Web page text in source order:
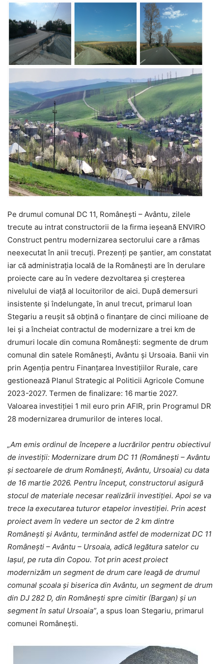
Pe drumul comunal DC 11, Românești – Avântu, zilele
trecute au intrat constructorii de la firma ieșeană ENVIRO
Construct pentru modernizarea sectorului care a rămas
neexecutat în anii trecuți. Prezenți pe șantier, am constatat
iar că administrația locală de la Românești are în derulare
proiecte care au în vedere dezvoltarea și creșterea
nivelului de viață al locuitorilor de aici. După demersuri
insistente și îndelungate, în anul trecut, primarul Ioan
Stegariu a reușit să obțină o finanțare de cinci milioane de
lei și a încheiat contractul de modernizare a trei km de
drumuri locale din comuna Românești: segmente de drum
comunal din satele Românești, Avântu și Ursoaia. Banii vin
prin Agenția pentru Finanțarea Investițiilor Rurale, care
gestionează Planul Strategic al Politicii Agricole Comune
2023-2027. Termen de finalizare: 16 martie 2027.
Valoarea investiției 1 mil euro prin AFIR, prin Programul DR
28 modernizarea drumurilor de interes local.
„Am emis ordinul de începere a lucrărilor pentru obiectivul
de investiții: Modernizare drum DC 11 (Românești – Avântu
și sectoarele de drum Românești, Avântu, Ursoaia) cu data
de 16 martie 2026. Pentru început, constructorul asigură
stocul de materiale necesar realizării investiției. Apoi se va
trece la executarea tuturor etapelor investiției. Prin acest
proiect avem în vedere un sector de 2 km dintre
Românești și Avântu, terminând astfel de modernizat DC 11
Românești – Avântu – Ursoaia, adică legătura satelor cu
Iașul, pe ruta din Copou. Tot prin acest proiect
modernizăm un segment de drum care leagă de drumul
comunal școala și biserica din Avântu, un segment de drum
din DJ 282 D, din Românești spre cimitir (Bargan) și un
segment în satul Ursoaia”, a spus Ioan Stegariu, primarul
comunei Românești.